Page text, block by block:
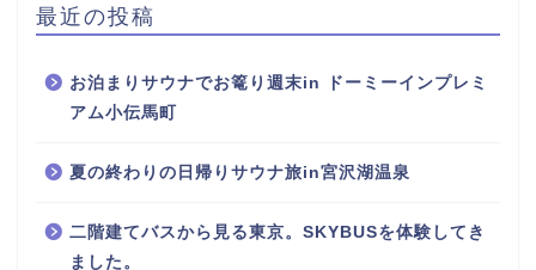
最近の投稿
お泊まりサウナでお篭り週末in ドーミーインプレミ
アム小伝馬町
夏の終わりの日帰りサウナ旅in宮沢湖温泉
二階建てバスから見る東京。SKYBUSを体験してき
ました。